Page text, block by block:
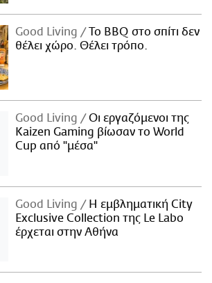
Good Living
Το BBQ στο σπίτι δεν
θέλει χώρο. Θέλει τρόπο.
Good Living
Οι εργαζόμενοι της
Kaizen Gaming βίωσαν το World
Cup από "μέσα"
Good Living
Η εμβληματική City
Exclusive Collection της Le Labo
έρχεται στην Αθήνα